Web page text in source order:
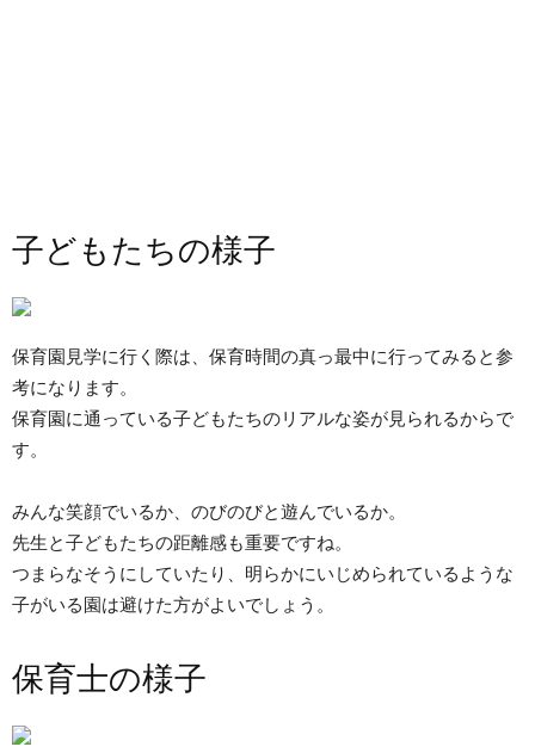
子どもたちの様子
保育園見学に行く際は、保育時間の真っ最中に行ってみると参
考になります。
保育園に通っている子どもたちのリアルな姿が見られるからで
す。
みんな笑顔でいるか、のびのびと遊んでいるか。
先生と子どもたちの距離感も重要ですね。
つまらなそうにしていたり、明らかにいじめられているような
子がいる園は避けた方がよいでしょう。
保育士の様子